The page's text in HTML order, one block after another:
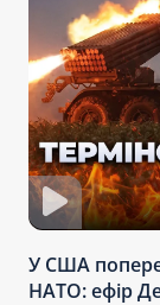
У США
НАТО: ефір